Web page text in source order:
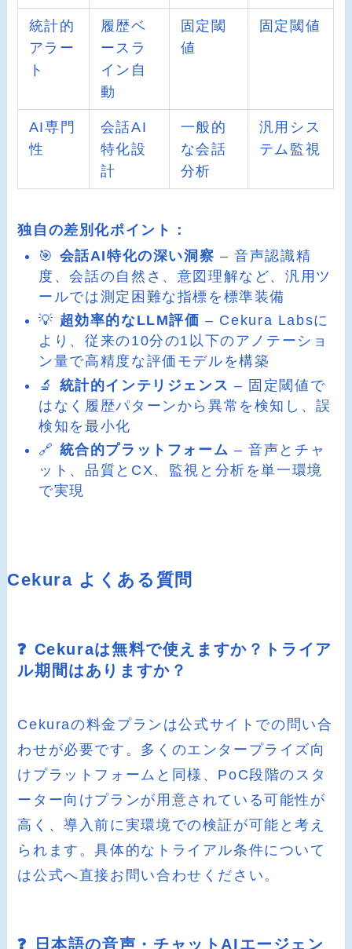
統計的
アラー
ト
履歴ベ
ースラ
イン自
動
固定閾
値
固定閾値
AI専門
性
会話AI
特化設
計
一般的
な会話
分析
汎用シス
テム監視
独自の差別化ポイント：
🎯 会話AI特化の深い洞察 – 音声認識精
度、会話の自然さ、意図理解など、汎用ツ
ールでは測定困難な指標を標準装備
💡 超効率的なLLM評価 – Cekura Labsに
より、従来の10分の1以下のアノテーショ
ン量で高精度な評価モデルを構築
🔬 統計的インテリジェンス – 固定閾値で
はなく履歴パターンから異常を検知し、誤
検知を最小化
🔗 統合的プラットフォーム – 音声とチャ
ット、品質とCX、監視と分析を単一環境
で実現
Cekura よくある質問
❓ Cekuraは無料で使えますか？トライア
ル期間はありますか？
Cekuraの料金プランは公式サイトでの問い合
わせが必要です。多くのエンタープライズ向
けプラットフォームと同様、PoC段階のスタ
ーター向けプランが用意されている可能性が
高く、導入前に実環境での検証が可能と考え
られます。具体的なトライアル条件について
は公式へ直接お問い合わせください。
❓ 日本語の音声・チャットAIエージェン